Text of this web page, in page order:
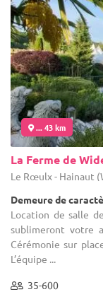
... 43 km
La Ferme de
Le Rœulx - Hainaut
Demeure de
Location de salle
sublimeront votre
Cérémonie sur
L’équipe ...
35-600